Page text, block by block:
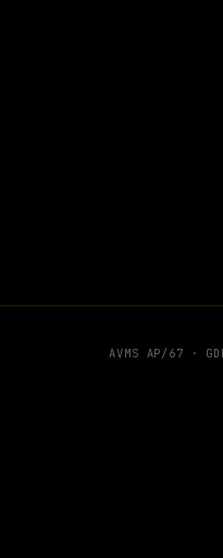
AVMS AP/67 ·